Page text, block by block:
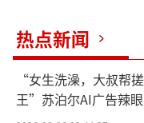
大部分险企净利
热点新闻
“女生洗澡，大叔帮
王”苏泊尔AI广告辣